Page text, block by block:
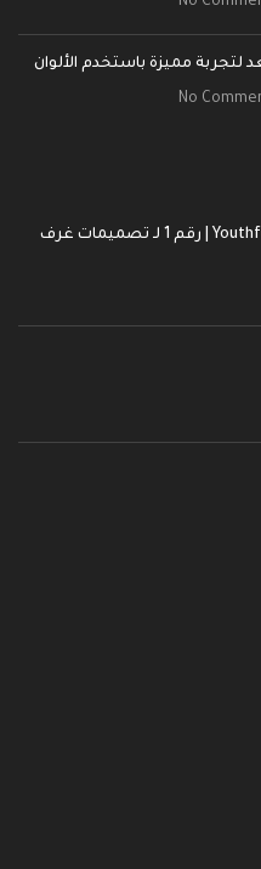
مميزة باستخدم الألوان
No
غرفة شباب - Youthful Nest | رقم 1 لـ تصميمات غرف